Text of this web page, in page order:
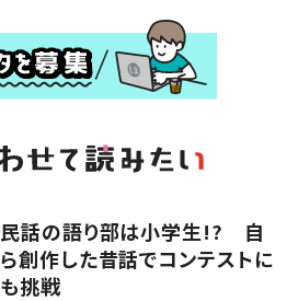
民話の語り部は小学生!? 自
ら創作した昔話でコンテストに
も挑戦